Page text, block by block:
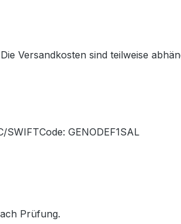
Versandkosten sind teilweise
GENODEF1SAL
Prüfung.